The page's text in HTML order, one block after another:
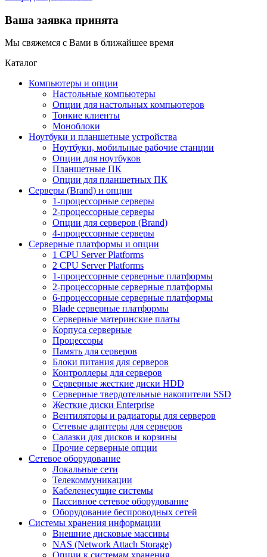
Ваша заявка принята
Мы свяжемся с Вами в ближайшее время
Каталог
Компьютеры и опции
Настольные компьютеры
Опции для настольных компьютеров
Тонкие клиенты
Моноблоки
Ноутбуки и планшетные устройства
Ноутбуки, мобильные рабочие станции
Опции для ноутбуков
Планшетные ПК
Опции для планшетных ПК
Серверы (Brand) и опции
1-процессорные серверы
2-процессорные серверы
Опции для серверов (Brand)
4-процессорные серверы
Серверные платформы и опции
1 CPU Server Platforms
2 CPU Server Platforms
1-процессорные серверные платформы
2-процессорные серверные платформы
6-процессорные серверные платформы
Blade серверные платформы
Серверные материнские платы
Корпуса серверные
Процессоры
Память для серверов
Блоки питания для серверов
Контроллеры для серверов
Серверные жесткие диски HDD
Серверные твердотельные накопители SSD
Жесткие диски Enterprise
Вентиляторы и радиаторы для серверов
Сетевые адаптеры для серверов
Салазки для дисков и корзины
Прочие серверные опции
Сетевое оборудование
Локальные сети
Телекоммуникации
Кабеленесущие системы
Пассивное сетевое оборудование
Оборудование беспроводных сетей
Системы хранения информации
Внешние дисковые массивы
NAS (Network Attach Storage)